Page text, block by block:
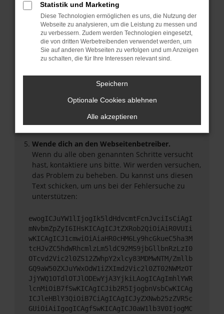
das Laden bestimmter Seiten verhindern.
Funktioniert die Seite in einem anderen Browser
oder in einem privaten Fenster?
Starte dein Gerät neu.
Das kann manchmal helfen, vorübergehende
Probleme zu beheben.
Stelle sicher, dass dein Browser und dein
Betriebssystem auf dem neuesten Stand sind.
Veraltete Software birgt nicht nur ein
dass bestimmte Funktionen nicht mehr
Wende dich an den Webseitenbetreiber.
Wenn du alle oben genannten Schritte versucht
hast, kontaktiere uns bitte. Wir werden versuchen,
das Problem zu beheben. Du kannst uns diesen
Text schicken, um uns bei der Fehlersuche zu
unterstützen:
ewogICJuYW1lIjogIk5ldHdvcmtFcnJvciIsCiAgI
mNvbmZpZyI6IHsKICAgICJtZXRob2QiOiAiR0VUIi
wKICAgICJ1cmwiOiAiaHR0cHM6Ly9hcGkueC5ha3M
tcHJvZC5hdWRhcmlzLm5ldC92MS9jbGllbnRzLzI0
OTcvd2Vic2l0ZS12ZWhpY2xlcy83MDMwNTM/Zmllb
GQ9aW50ZXJuYWxOdW1iZXImd2Vic2l0ZT02NWMzOT
JjYWQ1OTdlOTJlODEwYjA3YjkiLAogICAgImhlYWR
lcnMiOiB7fSwKICAgICJib2R5IjogbnVsbCwKICAg
ICJleHBlY3QiOiB7CiAgICAgICJyZXNwb25zZVR5c
GUiOiAiIgogICAgfSwKICAgICJ0aW1lb3V0IjogMC
Statistik und Marketing
Diese Technologien ermöglichen es uns, die Nutzung der
Webseite zu analysieren, um die Leistung zu messen und
zu verbessern. Zudem werden Technologien eingesetzt,
die von dritten Werbetreibenden verwendet werden, um
Sie auf anderen Webseiten zu verfolgen und um Anzeigen
zu schalten, die für Ihre Interessen relevant sind.
Speichern
Optionale Cookies ablehnen
Alle akzeptieren